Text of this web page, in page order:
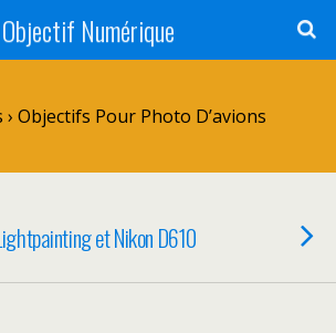
Objectif Numérique
Objectifs Pour Photo D’avions
et Nikon D610